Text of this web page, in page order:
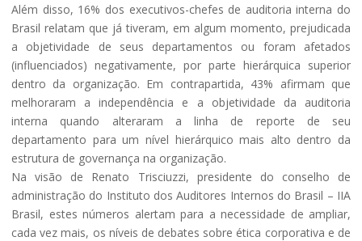
Além disso, 16% dos executivos-chefes de auditoria interna do
Brasil relatam que já tiveram, em algum momento, prejudicada
a objetividade de seus departamentos ou foram afetados
(influenciados) negativamente, por parte hierárquica superior
dentro da organização. Em contrapartida, 43% afirmam que
melhoraram a independência e a objetividade da auditoria
interna quando alteraram a linha de reporte de seu
departamento para um nível hierárquico mais alto dentro da
estrutura de governança na organização.
Na visão de Renato Trisciuzzi, presidente do conselho de
administração do Instituto dos Auditores Internos do Brasil – IIA
Brasil, estes números alertam para a necessidade de ampliar,
cada vez mais, os níveis de debates sobre ética corporativa e de